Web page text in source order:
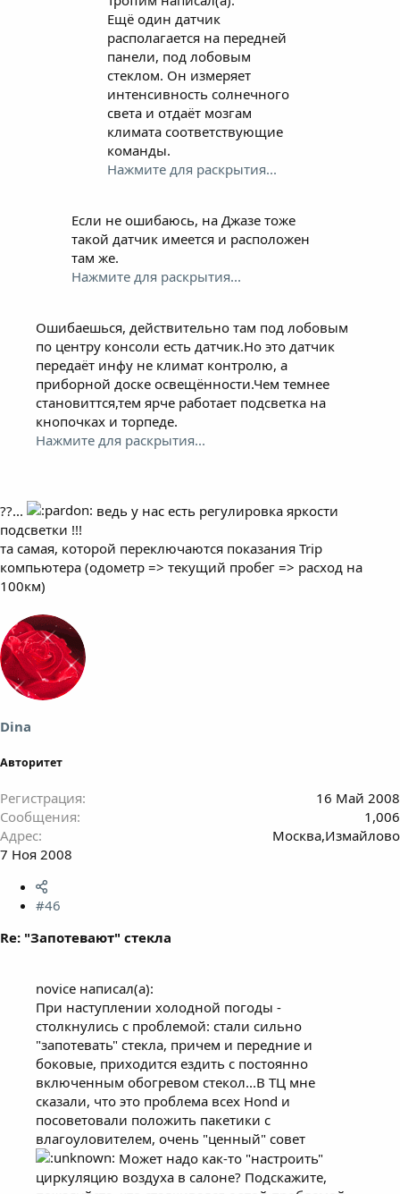
Ещё один датчик
располагается на передней
панели, под лобовым
стеклом. Он измеряет
интенсивность солнечного
света и отдаёт мозгам
климата соответствующие
команды.
Нажмите для раскрытия...
Если не ошибаюсь, на Джазе тоже
такой датчик имеется и расположен
там же.
Нажмите для раскрытия...
Ошибаешься, действительно там под лобовым
по центру консоли есть датчик.Но это датчик
передаёт инфу не климат контролю, а
приборной доске освещённости.Чем темнее
становиттся,тем ярче работает подсветка на
кнопочках и торпеде.
Нажмите для раскрытия...
??...
ведь у нас есть регулировка яркости
подсветки !!!
та самая, которой переключаются показания Trip
компьютера (одометр => текущий пробег => расход на
100км)
Dina
Авторитет
Регистрация
16 Май 2008
Сообщения
1,006
Адрес
Москва,Измайлово
7 Ноя 2008
#46
Re: "Запотевают" стекла
novice написал(а):
При наступлении холодной погоды -
столкнулись с проблемой: стали сильно
"запотевать" стекла, причем и передние и
боковые, приходится ездить с постоянно
включенным обогревом стекол...В ТЦ мне
сказали, что это проблема всех Hond и
посоветовали положить пакетики с
влагоуловителем, очень "ценный" совет
Может надо как-то "настроить"
циркуляцию воздуха в салоне? Подскажите,